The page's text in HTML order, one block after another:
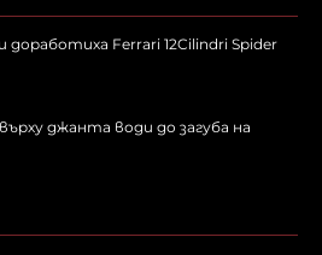
доработиха Ferrari 12Cilindri Spider
джанта води до загуба на